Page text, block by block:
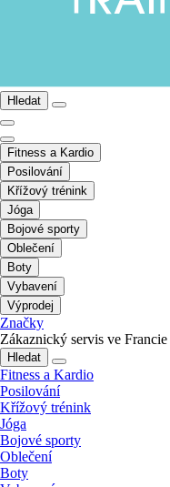
Hledat
Fitness a Kardio
Posilování
Křížový trénink
Jóga
Bojové sporty
Oblečení
Boty
Vybavení
Výprodej
Značky
Zákaznický servis ve Francie
Hledat
Fitness a Kardio
Posilování
Křížový trénink
Jóga
Bojové sporty
Oblečení
Boty